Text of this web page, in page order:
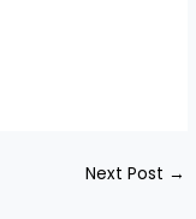
Next Post →